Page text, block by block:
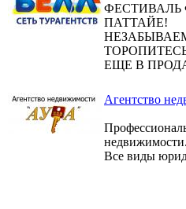
ФЕСТИВАЛЬ
ПАТТАЙЕ!
ЕЩЕ В
Агентство
недвижимости.
Все виды